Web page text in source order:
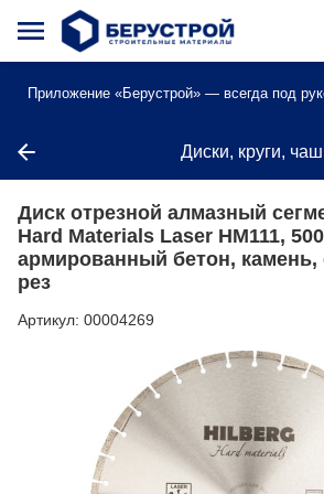
Приложение «Берустрой» — всегда под
Диски, круги,
Диск отрезной алмазный
Hard Materials Laser HM111,
армированный бетон,
рез
Артикул: 00004269